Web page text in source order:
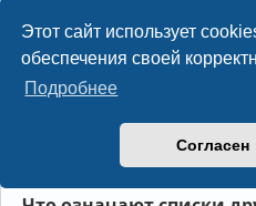
Этот сайт использует
обеспечения своей
Подробнее
Согласен
Администратор конференции
меры.
Друзья и недруги